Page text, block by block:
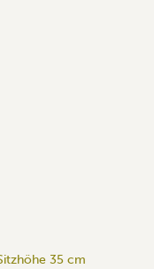
35 cm